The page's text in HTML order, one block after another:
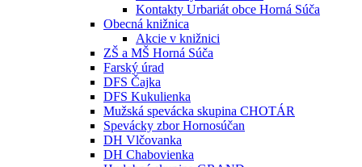
Kontakty Urbariát obce Horná Súča
Obecná knižnica
Akcie v knižnici
ZŠ a MŠ Horná Súča
Farský úrad
DFS Čajka
DFS Kukulienka
Mužská spevácka skupina CHOTÁR
Spevácky zbor Hornosúčan
DH Vlčovanka
DH Chabovienka